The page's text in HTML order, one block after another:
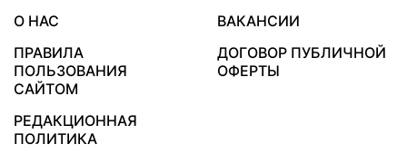
О НАС
ВАКАНСИИ
ПРАВИЛА
ПОЛЬЗОВАНИЯ
САЙТОМ
ДОГОВОР ПУБЛИЧНОЙ
ОФЕРТЫ
РЕДАКЦИОННАЯ
ПОЛИТИКА